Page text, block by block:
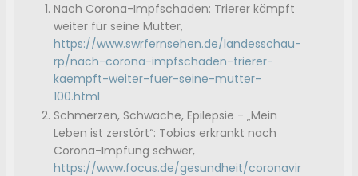
Nach Corona-Impfschaden: Trierer kämpft
weiter für seine Mutter,
https://www.swrfernsehen.de/landesschau-
rp/nach-corona-impfschaden-trierer-
kaempft-weiter-fuer-seine-mutter-
100.html
Schmerzen, Schwäche, Epilepsie - „Mein
Leben ist zerstört“: Tobias erkrankt nach
Corona-Impfung schwer,
https://www.focus.de/gesundheit/coronavir